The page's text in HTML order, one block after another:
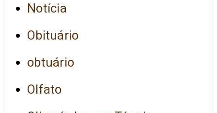
Notícia
Obituário
obtuário
Olfato